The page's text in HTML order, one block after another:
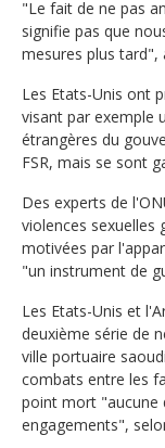
"Le fait de ne pas
signifie pas que
mesures plus tard",
Les Etats-Unis ont
visant par exemple
étrangères du
FSR, mais se sont
Des experts de
violences sexuelles
motivées par
"un instrument de
Les Etats-Unis et
deuxième série de
ville portuaire
combats entre les
point mort "aucune
engagements",